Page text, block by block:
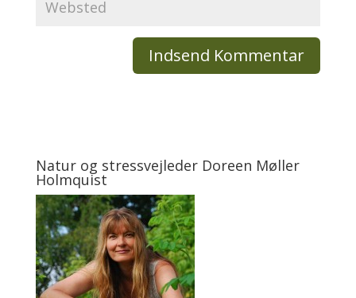
Natur og stressvejleder Doreen Møller
Holmquist